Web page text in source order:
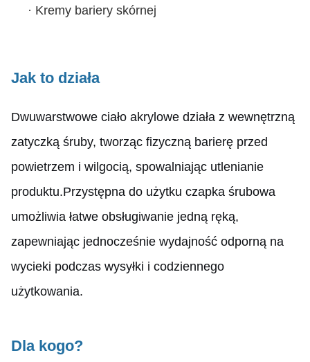
· Kremy bariery skórnej
Jak to działa
Dwuwarstwowe ciało akrylowe działa z wewnętrzną
zatyczką śruby, tworząc fizyczną barierę przed
powietrzem i wilgocią, spowalniając utlenianie
produktu.Przystępna do użytku czapka śrubowa
umożliwia łatwe obsługiwanie jedną ręką,
zapewniając jednocześnie wydajność odporną na
wycieki podczas wysyłki i codziennego
użytkowania.
Dla kogo?